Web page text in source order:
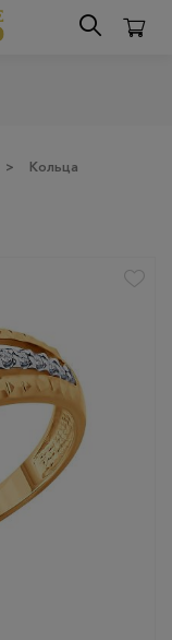
>
Кольца